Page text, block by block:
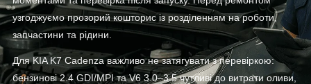
узгоджуємо прозорий кошторис із розділенням на роботи,
запчастини та рідини.
Для KIA K7 Cadenza важливо не затягувати з перевіркою:
бензинові 2.4 GDI/MPI та V6 3.0–3.5 чутливі до витрати оливи,